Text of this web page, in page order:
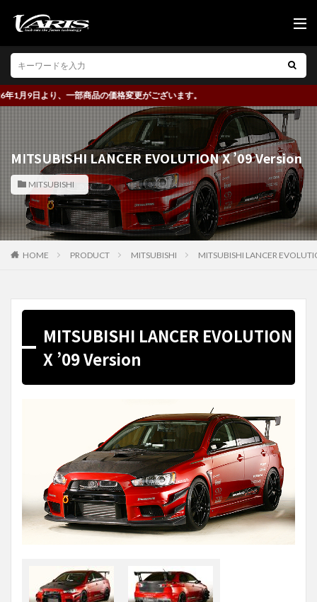
より、一部商品の価格変更がございます。
MITSUBISHI LANCER EVOLUTION X ’09 Version
MITSUBISHI
HOME PRODUCT MITSUBISHI MITSUBISHI LANCER
MITSUBISHI LANCER EVOLUTION
X ’09 Version